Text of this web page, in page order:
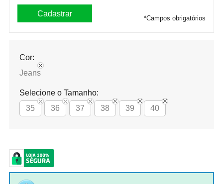
*Campos obrigatórios
Cor:
Jeans
Selecione o Tamanho:
35
36 37 38 39 40